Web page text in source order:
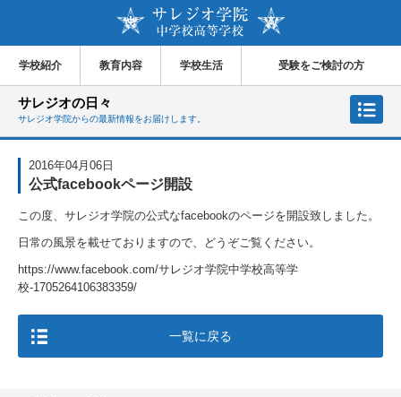
学校紹介 教育内容 学校生活 受験をご検討の方
サレジオの日々
サレジオ学院からの最新情報をお届けします。
2016年04月06日
公式facebookページ開設
この度、サレジオ学院の公式なfacebookのページを開設致しました。
日常の風景を載せておりますので、どうぞご覧ください。
https://www.facebook.com/サレジオ学院中学校高等学
校-1705264106383359/
一覧に戻る